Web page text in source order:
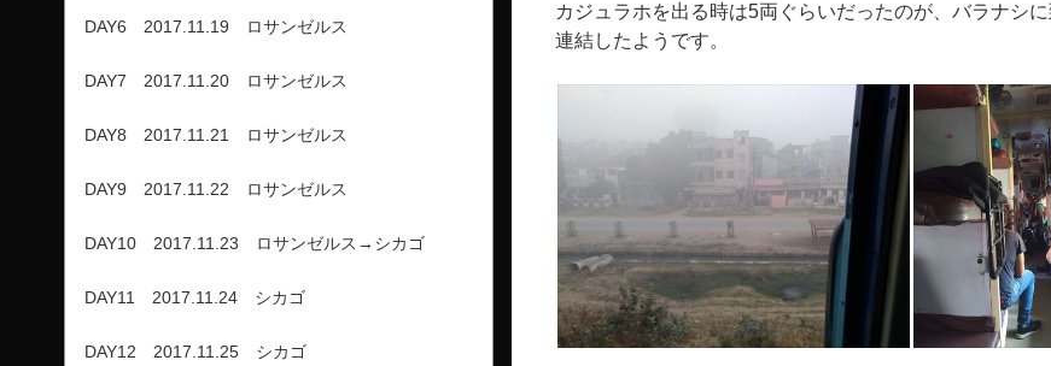
カジュラホを出る時は5両ぐらいだったのが、バラナシ
連結したようです。
DAY6 2017.11.19 ロサンゼルス
DAY7 2017.11.20 ロサンゼルス
DAY8 2017.11.21 ロサンゼルス
DAY9 2017.11.22 ロサンゼルス
DAY10 2017.11.23 ロサンゼルス→シカゴ
DAY11 2017.11.24 シカゴ
DAY12 2017.11.25 シカゴ